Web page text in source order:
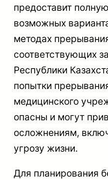
предоставит
возможных
методах
соответствующих
Республики
попытки
медицинского
опасны и могут
осложнениям,
угрозу жизни.
Для планирования